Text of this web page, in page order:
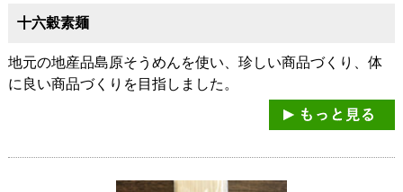
十六穀素麺
地元の地産品島原そうめんを使い、珍しい商品づくり、体
に良い商品づくりを目指しました。